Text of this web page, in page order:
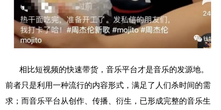
相比短视频的快速带货，音乐平台才是音乐的发源地。
前者只是利用一种流行的内容形式，满足了人们杀时间的需
求；而音乐平台从创作、传播、衍生，已形成完整的音乐生